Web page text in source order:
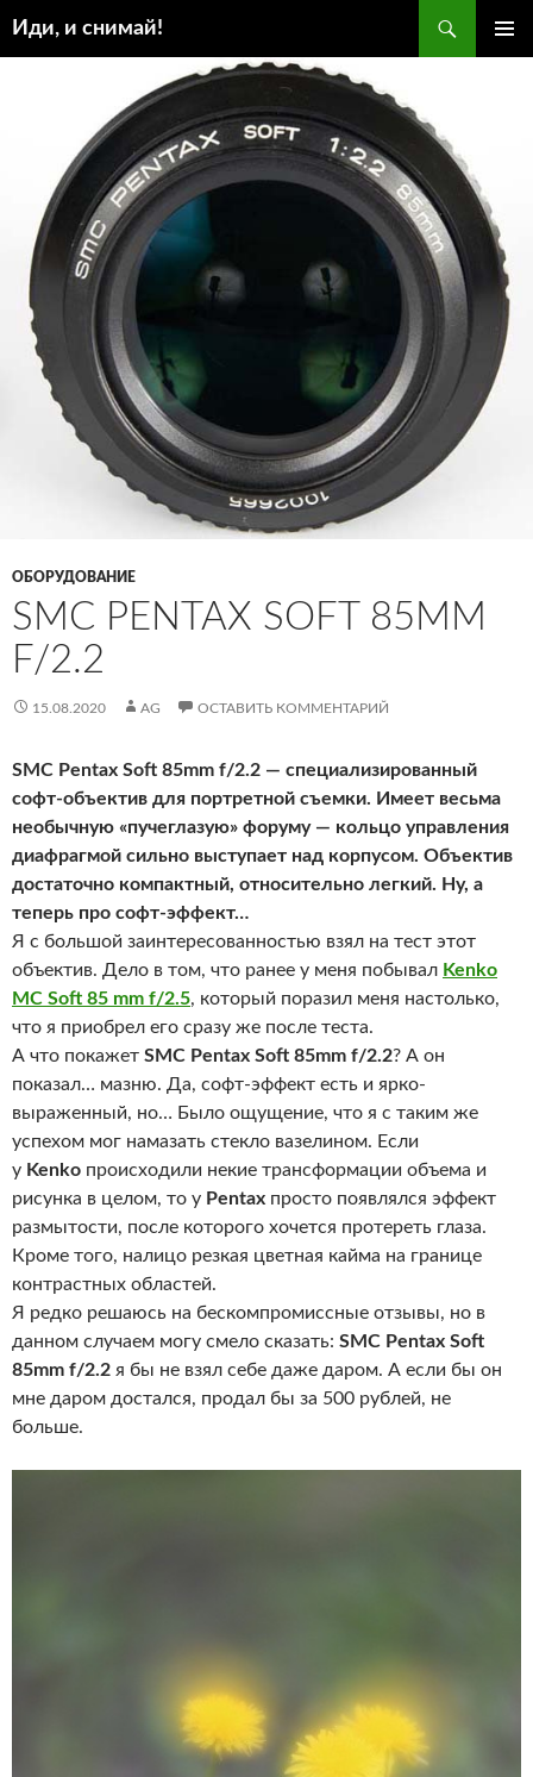
Иди, и снимай!
СОДЕРЖИМОМУ
ОБОРУДОВАНИЕ
SMC PENTAX SOFT 85MM
F/2.2
15.08.2020 AG ОСТАВИТЬ КОММЕНТАРИЙ
SMC Pentax Soft 85mm f/2.2 — специализированный
софт-объектив для портретной съемки. Имеет весьма
необычную «пучеглазую» форуму — кольцо управления
диафрагмой сильно выступает над корпусом. Объектив
достаточно компактный, относительно легкий. Ну, а
теперь про софт-эффект…
Я с большой заинтересованностью взял на тест этот
объектив. Дело в том, что ранее у меня побывал Kenko
MC Soft 85 mm f/2.5, который поразил меня настолько,
что я приобрел его сразу же после теста.
А что покажет SMC Pentax Soft 85mm f/2.2? А он
показал… мазню. Да, софт-эффект есть и ярко-
выраженный, но… Было ощущение, что я с таким же
успехом мог намазать стекло вазелином. Если
у Kenko происходили некие трансформации объема и
рисунка в целом, то у Pentax просто появлялся эффект
размытости, после которого хочется протереть глаза.
Кроме того, налицо резкая цветная кайма на границе
контрастных областей.
Я редко решаюсь на бескомпромиссные отзывы, но в
данном случаем могу смело сказать: SMC Pentax Soft
85mm f/2.2 я бы не взял себе даже даром. А если бы он
мне даром достался, продал бы за 500 рублей, не
больше.